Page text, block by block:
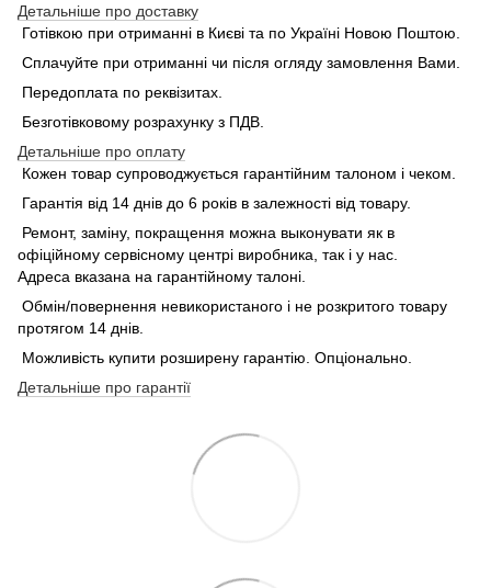
Детальніше про доставку
Готівкою при отриманні в Києві та по Україні Новою Поштою.
Сплачуйте при отриманні чи після огляду замовлення Вами.
Передоплата по реквізитах.
Безготівковому розрахунку з ПДВ.
Детальніше про оплату
Кожен товар супроводжується гарантійним талоном і чеком.
Гарантія від 14 днів до 6 років в залежності від товару.
Ремонт, заміну, покращення можна выконувати як в
офіційному сервісному центрі виробника, так і у нас.
Адреса вказана на гарантійному талоні.
Обмін/повернення невикористаного і не розкритого товару
протягом 14 днів.
Можливість купити розширену гарантію. Опціонально.
Детальніше про гарантії